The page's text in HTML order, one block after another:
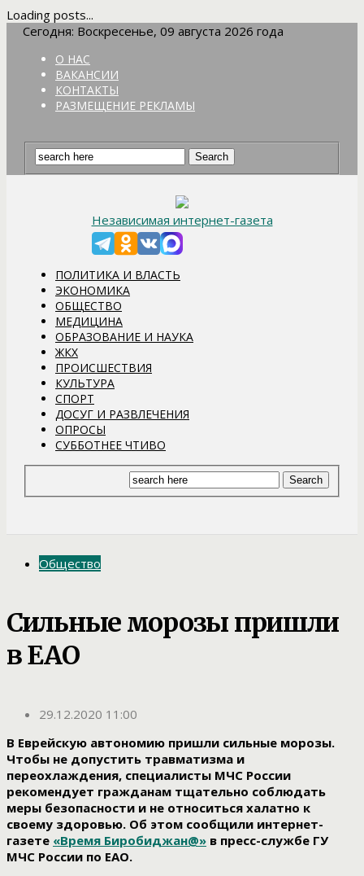
Loading posts...
Сегодня: Воскресенье, 09 августа 2026 года
О НАС
ВАКАНСИИ
КОНТАКТЫ
РАЗМЕЩЕНИЕ РЕКЛАМЫ
Независимая интернет-газета
ПОЛИТИКА И ВЛАСТЬ
ЭКОНОМИКА
ОБЩЕСТВО
МЕДИЦИНА
ОБРАЗОВАНИЕ И НАУКА
ЖКХ
ПРОИСШЕСТВИЯ
КУЛЬТУРА
СПОРТ
ДОСУГ И РАЗВЛЕЧЕНИЯ
ОПРОСЫ
СУББОТНЕЕ ЧТИВО
Общество
Сильные морозы пришли
в ЕАО
29.12.2020 11:00
В Еврейскую автономию пришли сильные морозы.
Чтобы не допустить травматизма и
переохлаждения, специалисты МЧС России
рекомендует гражданам тщательно соблюдать
меры безопасности и не относиться халатно к
своему здоровью. Об этом сообщили интернет-
газете «Время Биробиджан@» в пресс-службе ГУ
МЧС России по ЕАО.